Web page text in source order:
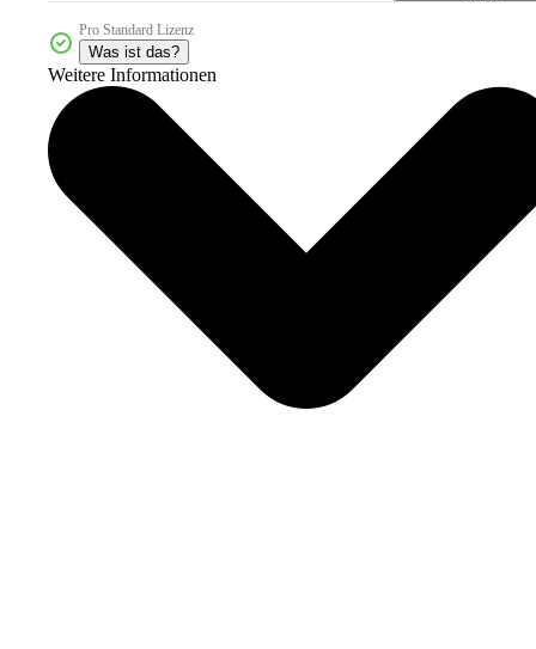
Pro Standard Lizenz
Was ist das?
Weitere Informationen